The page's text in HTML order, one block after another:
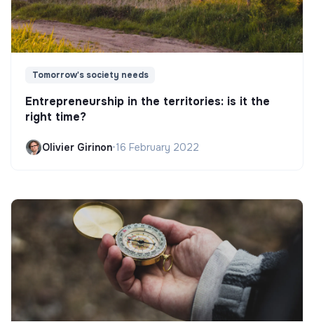
Tomorrow's society needs
Entrepreneurship in the territories: is it the
right time?
Olivier Girinon•16 February 2022